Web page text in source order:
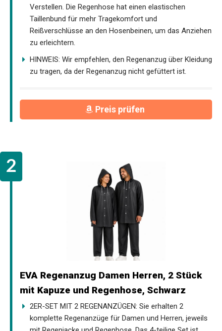
Verstellen. Die Regenhose hat einen elastischen
Taillenbund für mehr Tragekomfort und
Reißverschlüsse an den Hosenbeinen, um das Anziehen
zu erleichtern.
HINWEIS: Wir empfehlen, den Regenanzug über Kleidung
zu tragen, da der Regenanzug nicht gefüttert ist.
Preis prüfen
EVA Regenanzug Damen Herren, 2 Stück
mit Kapuze und Regenhose, Schwarz
2ER-SET MIT 2 REGENANZÜGEN: Sie erhalten 2
komplette Regenanzüge für Damen und Herren, jeweils